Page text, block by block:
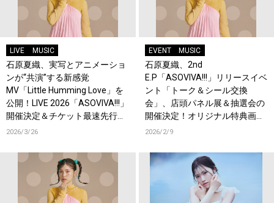
LIVE MUSIC
石原夏織、実写とアニメーショ
ンが“共演”する新感覚
MV「Little Humming Love」を
公開！LIVE 2026「ASOVIVA!!!」
開催決定＆チケット最速先行受
付スタート！
2026/3/26
EVENT MUSIC
石原夏織、2nd
E.P「ASOVIVA!!!」リリースイベ
ント「トーク＆シール交換
会」、店頭パネル展＆抽選会の
開催決定！オリジナル特典画像
も公開！
2026/2/9